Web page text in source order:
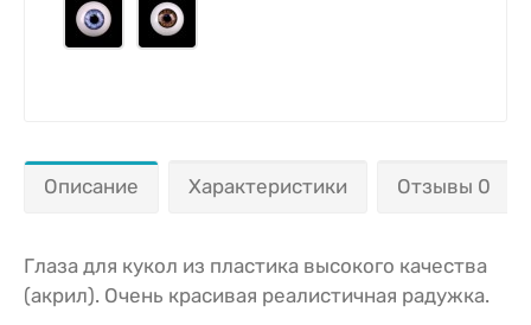
Описание Характеристики Отзывы 0
Глаза для кукол из пластика высокого качества
(акрил). Очень красивая реалистичная радужка.